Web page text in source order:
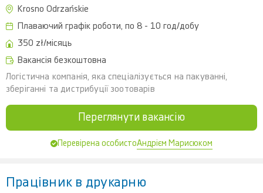
Krosno Odrzańskie
Плаваючий графік роботи, по 8 - 10 год/добу
350 zł/місяць
Вакансія безкоштовна
Логістична компанія, яка спеціалізується на пакуванні,
зберіганні та дистрибуції зоотоварів
Переглянути вакансію
Перевірена особистоАндрієм Марисюком
Працівник в друкарню